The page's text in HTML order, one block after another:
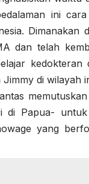
ini
Dimanakan
dan telah
kedokteran
di wilayah
di Papua-
yang